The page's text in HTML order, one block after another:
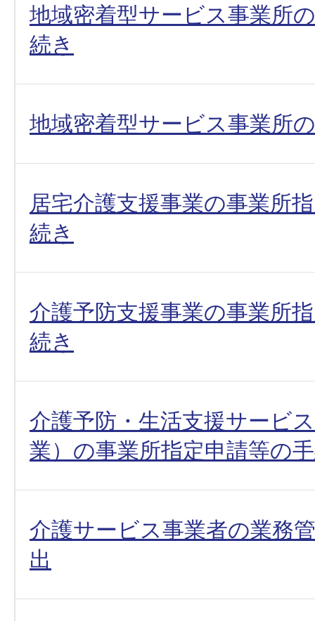
地域密着型サービス事業所
続き
地域密着型サービス事業所
居宅介護支援事業の事業所
続き
介護予防支援事業の事業所
続き
介護予防・生活支援サービ
業）の事業所指定申請等の
介護サービス事業者の業務
出